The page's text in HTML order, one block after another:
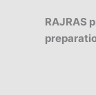
RAJRAS